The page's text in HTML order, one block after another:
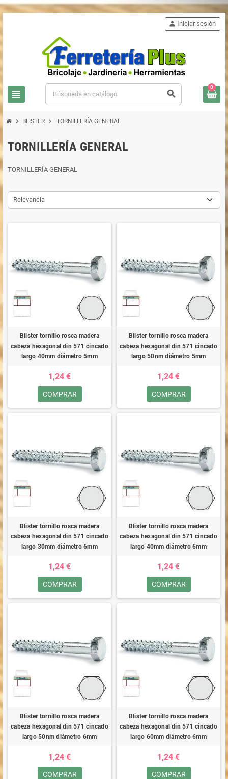
view_headline search
person Iniciar sesión
0
chevron_right BLISTER chevron_right TORNILLERÍA GENERAL
TORNILLERÍA GENERAL
TORNILLERÍA GENERAL
Relevancia
Blister tornillo rosca madera
cabeza hexagonal din 571 cincado
largo 40mm diámetro 5mm
1,24 €
COMPRAR
Blister tornillo rosca madera
cabeza hexagonal din 571 cincado
largo 50nm diámetro 5mm
1,24 €
COMPRAR
Blister tornillo rosca madera
cabeza hexagonal din 571 cincado
largo 30mm diámetro 6mm
1,24 €
COMPRAR
Blister tornillo rosca madera
cabeza hexagonal din 571 cincado
largo 40mm diámetro 6mm
1,24 €
COMPRAR
Blister tornillo rosca madera
cabeza hexagonal din 571 cincado
largo 50nm diámetro 6mm
1,24 €
COMPRAR
Blister tornillo rosca madera
cabeza hexagonal din 571 cincado
largo 60mm diámetro 6mm
1,24 €
COMPRAR